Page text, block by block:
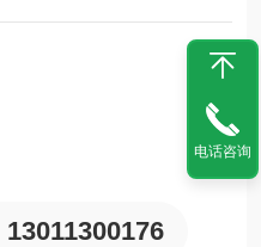
13011300176
电话咨询